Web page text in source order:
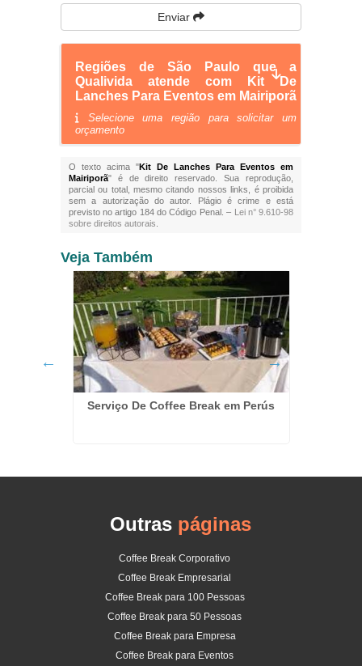
Enviar
Regiões de São Paulo que a
Qualivida atende com Kit De
Lanches Para Eventos em Mairiporã
Selecione uma região para solicitar um
orçamento
O texto acima "Kit De Lanches Para Eventos em
Mairiporã" é de direito reservado. Sua reprodução,
parcial ou total, mesmo citando nossos links, é proibida
sem a autorização do autor. Plágio é crime e está
previsto no artigo 184 do Código Penal. – Lei n° 9.610-98
sobre direitos autorais
Veja Também
Serviço De Coffee Break em Perús
Outras páginas
Coffee Break Corporativo
Coffee Break Empresarial
Coffee Break para 100 Pessoas
Coffee Break para 50 Pessoas
Coffee Break para Empresa
Coffee Break para Eventos